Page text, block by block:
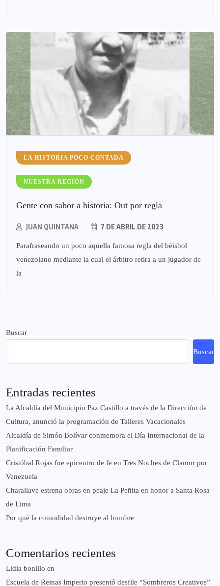
LA HISTORIA POCO CONTADA
NUESTRA REGIÓN
Gente con sabor a historia: Out por regla
JUAN QUINTANA 7 DE ABRIL DE 2023
Parafraseando un poco aquella famosa regla del béisbol
venezolano mediante la cual el árbitro retira a un jugador de
la
Buscar
Buscar
Entradas recientes
La Alcaldía del Municipio Paz Castillo a través de la Dirección de
Cultura, anunció la programación de Talleres Vacacionales
Alcaldía de Simón Bolívar conmemora el Día Internacional de la
Planificación Familiar
Cristóbal Rojas fue epicentro de fe en Tres Noches de Clamor por
Venezuela
Charallave estrena obras en peaje La Peñita en honor a Santa Rosa
de Lima
Por qué la comodidad destruye al hombre
Comentarios recientes
Lidia bonillo en
Escuela de Reinas Imperio presentó desfile “Sombreros Creativos”